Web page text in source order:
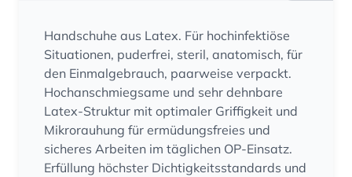
Handschuhe aus Latex. Für hochinfektiöse
Situationen, puderfrei, steril, anatomisch, für
den Einmalgebrauch, paarweise verpackt.
Hochanschmiegsame und sehr dehnbare
Latex-Struktur mit optimaler Griffigkeit und
Mikrorauhung für ermüdungsfreies und
sicheres Arbeiten im täglichen OP-Einsatz.
Erfüllung höchster Dichtigkeitsstandards und